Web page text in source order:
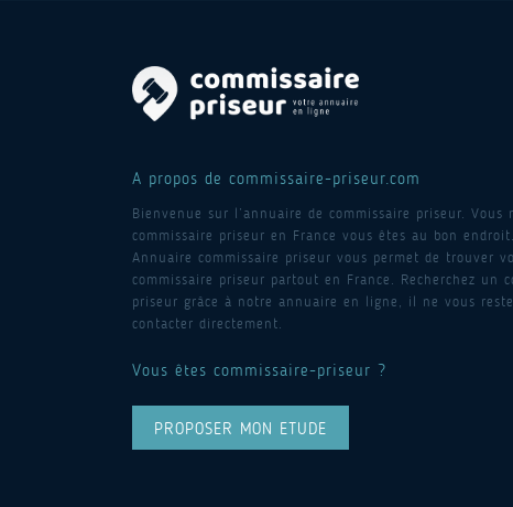
A propos de commissaire-priseur.com
Bienvenue sur l’annuaire de commissaire priseur. Vous
commissaire priseur en France vous êtes au bon
Annuaire commissaire priseur vous permet de trouver
commissaire priseur partout en France. Recherchez un
priseur grâce à notre annuaire en ligne, il ne vous
contacter directement.
Vous êtes commissaire-priseur ?
PROPOSER MON ETUDE